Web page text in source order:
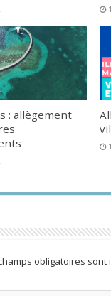
: allègement
obligatoires sont